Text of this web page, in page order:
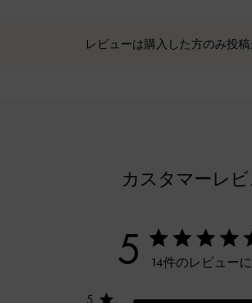
レビューは購入した方のみ投稿
カスタマーレ
5 14件のレビュー
5